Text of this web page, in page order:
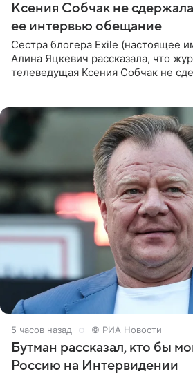
Ксения Собчак не
ее интервью обещание
Сестра блогера Exile (настоящее
Алина Яцкевич рассказала, что
телеведущая Ксения Собчак не
5 часов назад © РИА Новости
Бутман рассказал, кто бы
Россию на Интервидении